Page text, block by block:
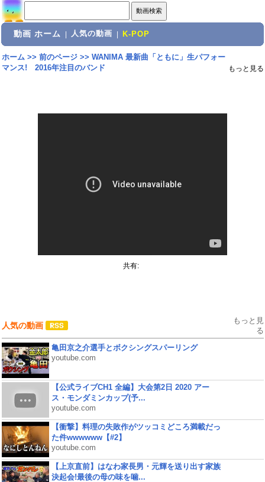
動画 ホーム 人気の動画 K-POP
ホーム>> 前のページ>> WANIMA 最新曲「ともに」生パフォー
マンス! 2016年注目のバンド
もっと見る
共有:
人気の動画
もっと見
る
亀田京之介選手とボクシングスパーリング
youtube.com
【公式ライブCH1 全編】大会第2日 2020 アー
ス・モンダミンカップ(予...
youtube.com
【衝撃】料理の失敗作がツッコミどころ満載だっ
た件wwwwww【#2】
youtube.com
【上京直前】はなわ家長男・元輝を送り出す家族
決起会!最後の母の味を噛...